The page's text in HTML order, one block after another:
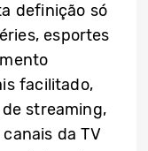
definição só
esportes
facilitado,
streaming,
da TV